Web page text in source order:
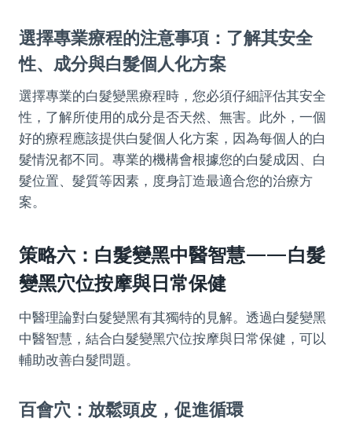
選擇專業療程的注意事項：了解其安全
性、成分與白髮個人化方案
選擇專業的白髮變黑療程時，您必須仔細評估其安全
性，了解所使用的成分是否天然、無害。此外，一個
好的療程應該提供白髮個人化方案，因為每個人的白
髮情況都不同。專業的機構會根據您的白髮成因、白
髮位置、髮質等因素，度身訂造最適合您的治療方
案。
策略六：白髮變黑中醫智慧——白髮
變黑穴位按摩與日常保健
中醫理論對白髮變黑有其獨特的見解。透過白髮變黑
中醫智慧，結合白髮變黑穴位按摩與日常保健，可以
輔助改善白髮問題。
百會穴：放鬆頭皮，促進循環